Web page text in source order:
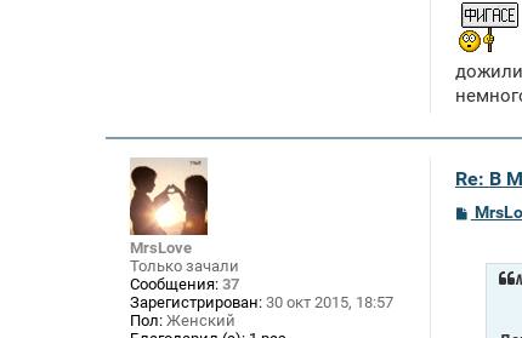
MrsLove
Только зачали
Сообщения: 37
Зарегистрирован: 30 окт 2015, 18:57
Пол: Женский
Re: В
С